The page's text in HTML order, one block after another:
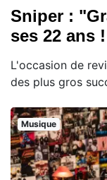
Sniper :
ses 22 ans !
L'occasion de
des plus gros
Musique